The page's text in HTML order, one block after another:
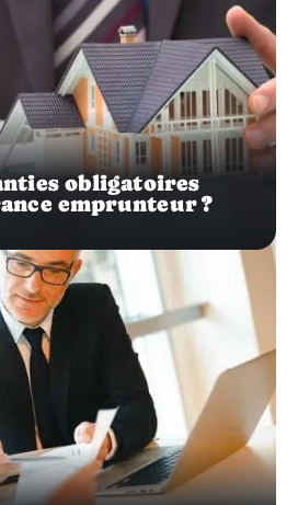
obligatoires
emprunteur ?